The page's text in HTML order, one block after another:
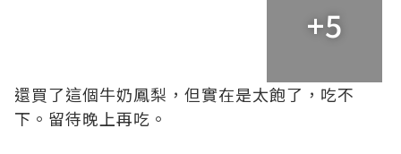
+5
還買了這個牛奶鳳梨，但實在是太飽了，吃不
下。留待晚上再吃。